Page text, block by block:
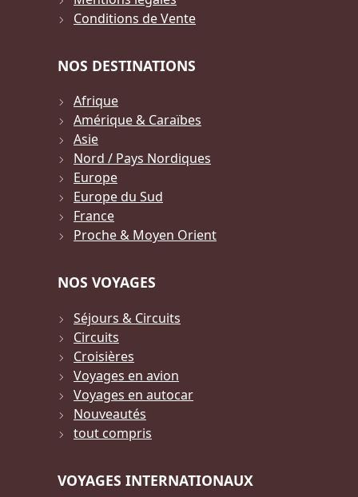
Conditions de Vente
NOS DESTINATIONS
Afrique
Amérique & Caraïbes
Asie
Nord / Pays Nordiques
Europe
Europe du Sud
France
Proche & Moyen Orient
NOS VOYAGES
Séjours & Circuits
Circuits
Croisières
Voyages en avion
Voyages en autocar
Nouveautés
tout compris
VOYAGES INTERNATIONAUX